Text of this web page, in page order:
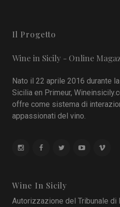
Il Progetto
Wine in Sicily - Online
Nato il 22 aprile 2016 durante
Sicilia en Primeur,
offre come sistema di
appassionati del vino.
Wine In Sicily
Autorizzazione del Tribunale di